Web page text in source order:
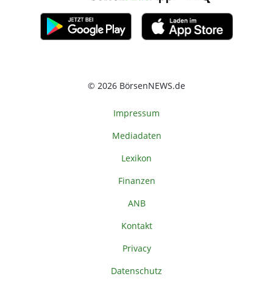
© 2026 BörsenNEWS.de
Impressum
Mediadaten
Lexikon
Finanzen
ANB
Kontakt
Privacy
Datenschutz